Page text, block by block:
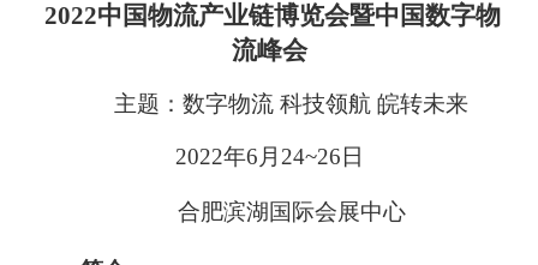
2022中国物流产业链博览会暨中国数字物
流峰会
主题：数字物流 科技领航 皖转未来
2022年6 月 24~26 日
合肥滨湖 国际会展中心